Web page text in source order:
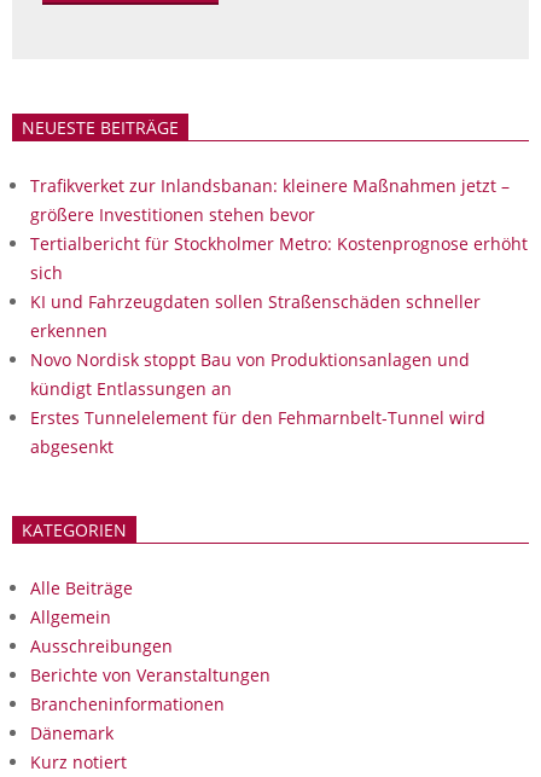
NEUESTE BEITRÄGE
Trafikverket zur Inlandsbanan: kleinere Maßnahmen jetzt –
größere Investitionen stehen bevor
Tertialbericht für Stockholmer Metro: Kostenprognose erhöht
sich
KI und Fahrzeugdaten sollen Straßenschäden schneller
erkennen
Novo Nordisk stoppt Bau von Produktionsanlagen und
kündigt Entlassungen an
Erstes Tunnelelement für den Fehmarnbelt-Tunnel wird
abgesenkt
KATEGORIEN
Alle Beiträge
Allgemein
Ausschreibungen
Berichte von Veranstaltungen
Brancheninformationen
Dänemark
Kurz notiert